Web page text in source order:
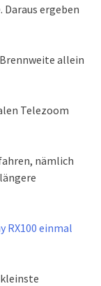
ergeben
allein
Telezoom
nämlich
RX100 einmal